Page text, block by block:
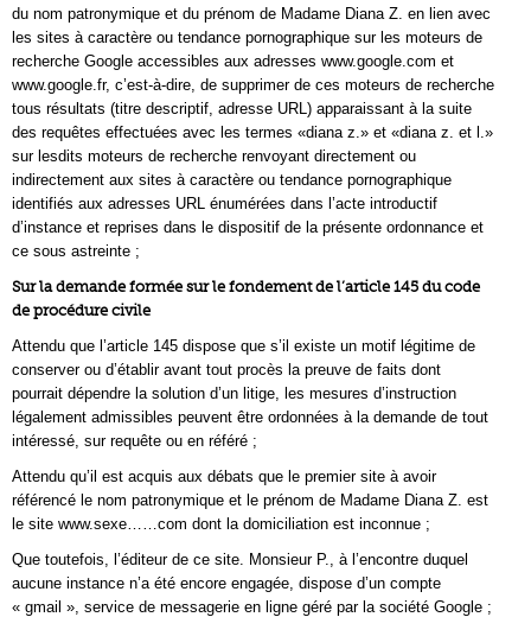
du nom patronymique et du prénom de Madame Diana Z. en lien avec
les sites à caractère ou tendance pornographique sur les moteurs de
recherche Google accessibles aux adresses www.google.com et
www.google.fr, c’est-à-dire, de supprimer de ces moteurs de recherche
tous résultats (titre descriptif, adresse URL) apparaissant à la suite
des requêtes effectuées avec les termes «diana z.» et «diana z. et l.»
sur lesdits moteurs de recherche renvoyant directement ou
indirectement aux sites à caractère ou tendance pornographique
identifiés aux adresses URL énumérées dans l’acte introductif
d’instance et reprises dans le dispositif de la présente ordonnance et
ce sous astreinte ;
Sur la demande formée sur le fondement de l’article 145 du code
de procédure civile
Attendu que l’article 145 dispose que s’il existe un motif légitime de
conserver ou d’établir avant tout procès la preuve de faits dont
pourrait dépendre la solution d’un litige, les mesures d’instruction
légalement admissibles peuvent être ordonnées à la demande de tout
intéressé, sur requête ou en référé ;
Attendu qu’il est acquis aux débats que le premier site à avoir
référencé le nom patronymique et le prénom de Madame Diana Z. est
le site www.sexe……com dont la domiciliation est inconnue ;
Que toutefois, l’éditeur de ce site. Monsieur P., à l’encontre duquel
aucune instance n’a été encore engagée, dispose d’un compte
« gmail », service de messagerie en ligne géré par la société Google ;